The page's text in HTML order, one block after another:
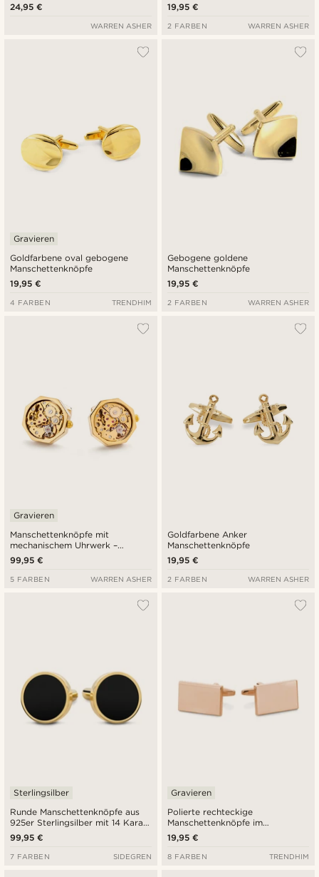
24,95 €
WARREN ASHER
19,95 €
2 FARBEN WARREN ASHER
Goldfarbene oval gebogene
Manschettenknöpfe
Gravieren
19,95 €
4 FARBEN TRENDHIM
Gebogene goldene
Manschettenknöpfe
19,95 €
2 FARBEN WARREN ASHER
Manschettenknöpfe mit
mechanischem Uhrwerk –
Goldgehäuse und goldenes
Zifferblatt
Gravieren
99,95 €
5 FARBEN WARREN ASHER
Goldfarbene Anker
Manschettenknöpfe
19,95 €
2 FARBEN WARREN ASHER
Runde Manschettenknöpfe aus
925er Sterlingsilber mit 14 Karat
Goldbeschichtung und Onyx-
Einlage
Sterlingsilber
99,95 €
7 FARBEN SIDEGREN
Polierte rechteckige
Manschettenknöpfe im
Roségoldton
Gravieren
19,95 €
8 FARBEN TRENDHIM